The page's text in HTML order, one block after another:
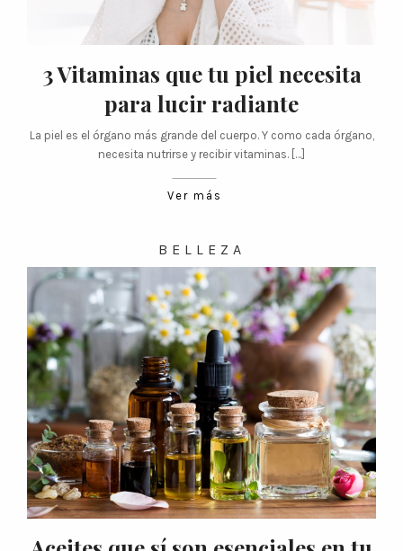
3 Vitaminas que tu piel necesita
para lucir radiante
La piel es el órgano más grande del cuerpo. Y como cada órgano,
necesita nutrirse y recibir vitaminas. […]
Ver más
BELLEZA